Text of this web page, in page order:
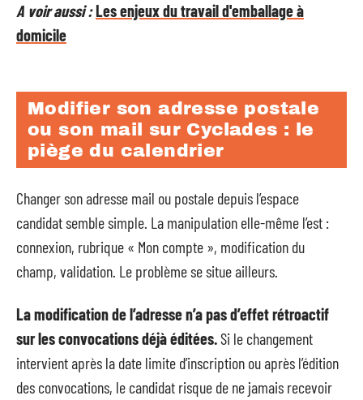
A voir aussi :Les enjeux du travail d'emballage à
domicile
Modifier son adresse postale
ou son mail sur Cyclades : le
piège du calendrier
Changer son adresse mail ou postale depuis l’espace
candidat semble simple. La manipulation elle-même l’est :
connexion, rubrique « Mon compte », modification du
champ, validation. Le problème se situe ailleurs.
La modification de l’adresse n’a pas d’effet rétroactif
sur les convocations déjà éditées.Si le changement
intervient après la date limite d’inscription ou après l’édition
des convocations, le candidat risque de ne jamais recevoir